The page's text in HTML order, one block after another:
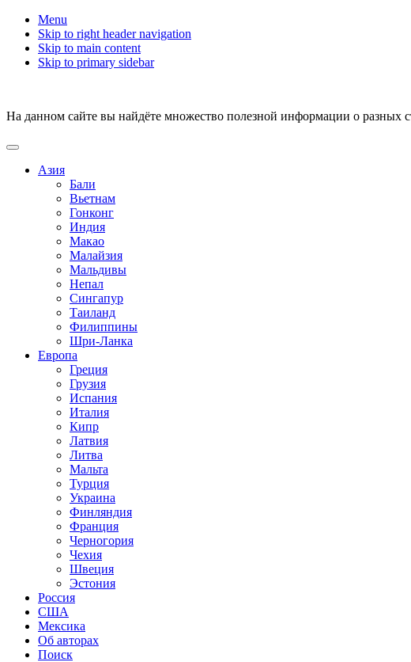
Menu
Skip to right header navigation
Skip to main content
Skip to primary sidebar
На данном сайте вы найдёте множество полезной информации о разных
Азия
Бали
Вьетнам
Гонконг
Индия
Макао
Малайзия
Мальдивы
Непал
Сингапур
Таиланд
Филиппины
Шри-Ланка
Европа
Греция
Грузия
Испания
Италия
Кипр
Латвия
Литва
Мальта
Турция
Украина
Финляндия
Франция
Черногория
Чехия
Швеция
Эстония
Россия
США
Мексика
Об авторах
Поиск